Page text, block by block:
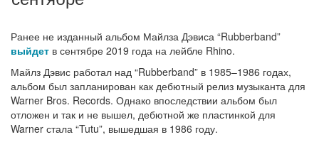
Ранее не изданный альбом Майлза Дэвиса “Rubberband”
выйдет в сентябре 2019 года на лейбле Rhino.
Майлз Дэвис работал над “Rubberband” в 1985–1986 годах,
альбом был запланирован как дебютный релиз музыканта для
Warner Bros. Records. Однако впоследствии альбом был
отложен и так и не вышел, дебютной же пластинкой для
Warner стала “Tutu”, вышедшая в 1986 году.